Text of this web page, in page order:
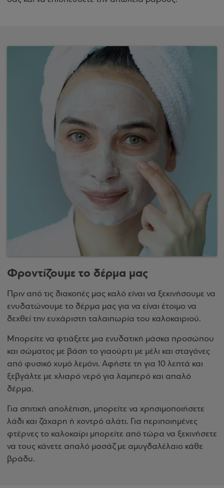
Φροντίζουμε το δέρμα μας
Πριν από τις διακοπές μας καλό είναι να ξεκινήσουμε να
ενυδατώνουμε το δέρμα μας για να είναι έτοιμο να
δεχθεί την ευχάριστη ταλαιπωρία του καλοκαιριού.
Μπορείτε να φτιάξετε μια ενυδατική μάσκα προσώπου
και σώματος με βάση το γιαούρτι με μέλι και σταγόνες
από φυσικό χυμό λεμόνι. Αφήστε τη για 10 λεπτά και
ξεβγάλτε με χλιαρό νερό για λαμπερό και απαλό
δέρμα.
Για σπιτική απολέπιση, μπορείτε να χρησιμοποιήσετε
λάδι και ζάχαρη ή χοντρό αλάτι. Για περιποιημένες
φτέρνες το καλοκαίρι μπορείτε από τώρα να ξεκινήσετε
να τους κάνετε απαλό μασάζ με αμυγδαλέλαιο κάθε
βράδυ.